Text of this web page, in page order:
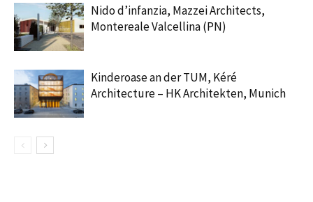
Nido d’infanzia, Mazzei Architects,
Montereale Valcellina (PN)
Kinderoase an der TUM, Kéré
Architecture – HK Architekten, Munich